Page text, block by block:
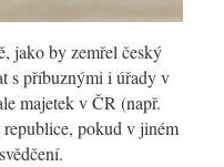
jako by zemřel český
s příbuznými i úřady v
majetek v ČR (např.
republice, pokud v jiném